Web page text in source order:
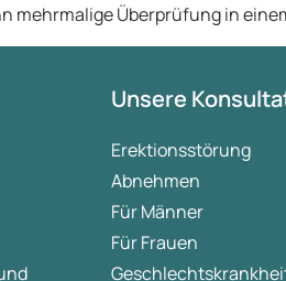
mehrmalige Überprüfung in
Unsere
Erektionsstörung
Abnehmen
Für Männer
Für Frauen